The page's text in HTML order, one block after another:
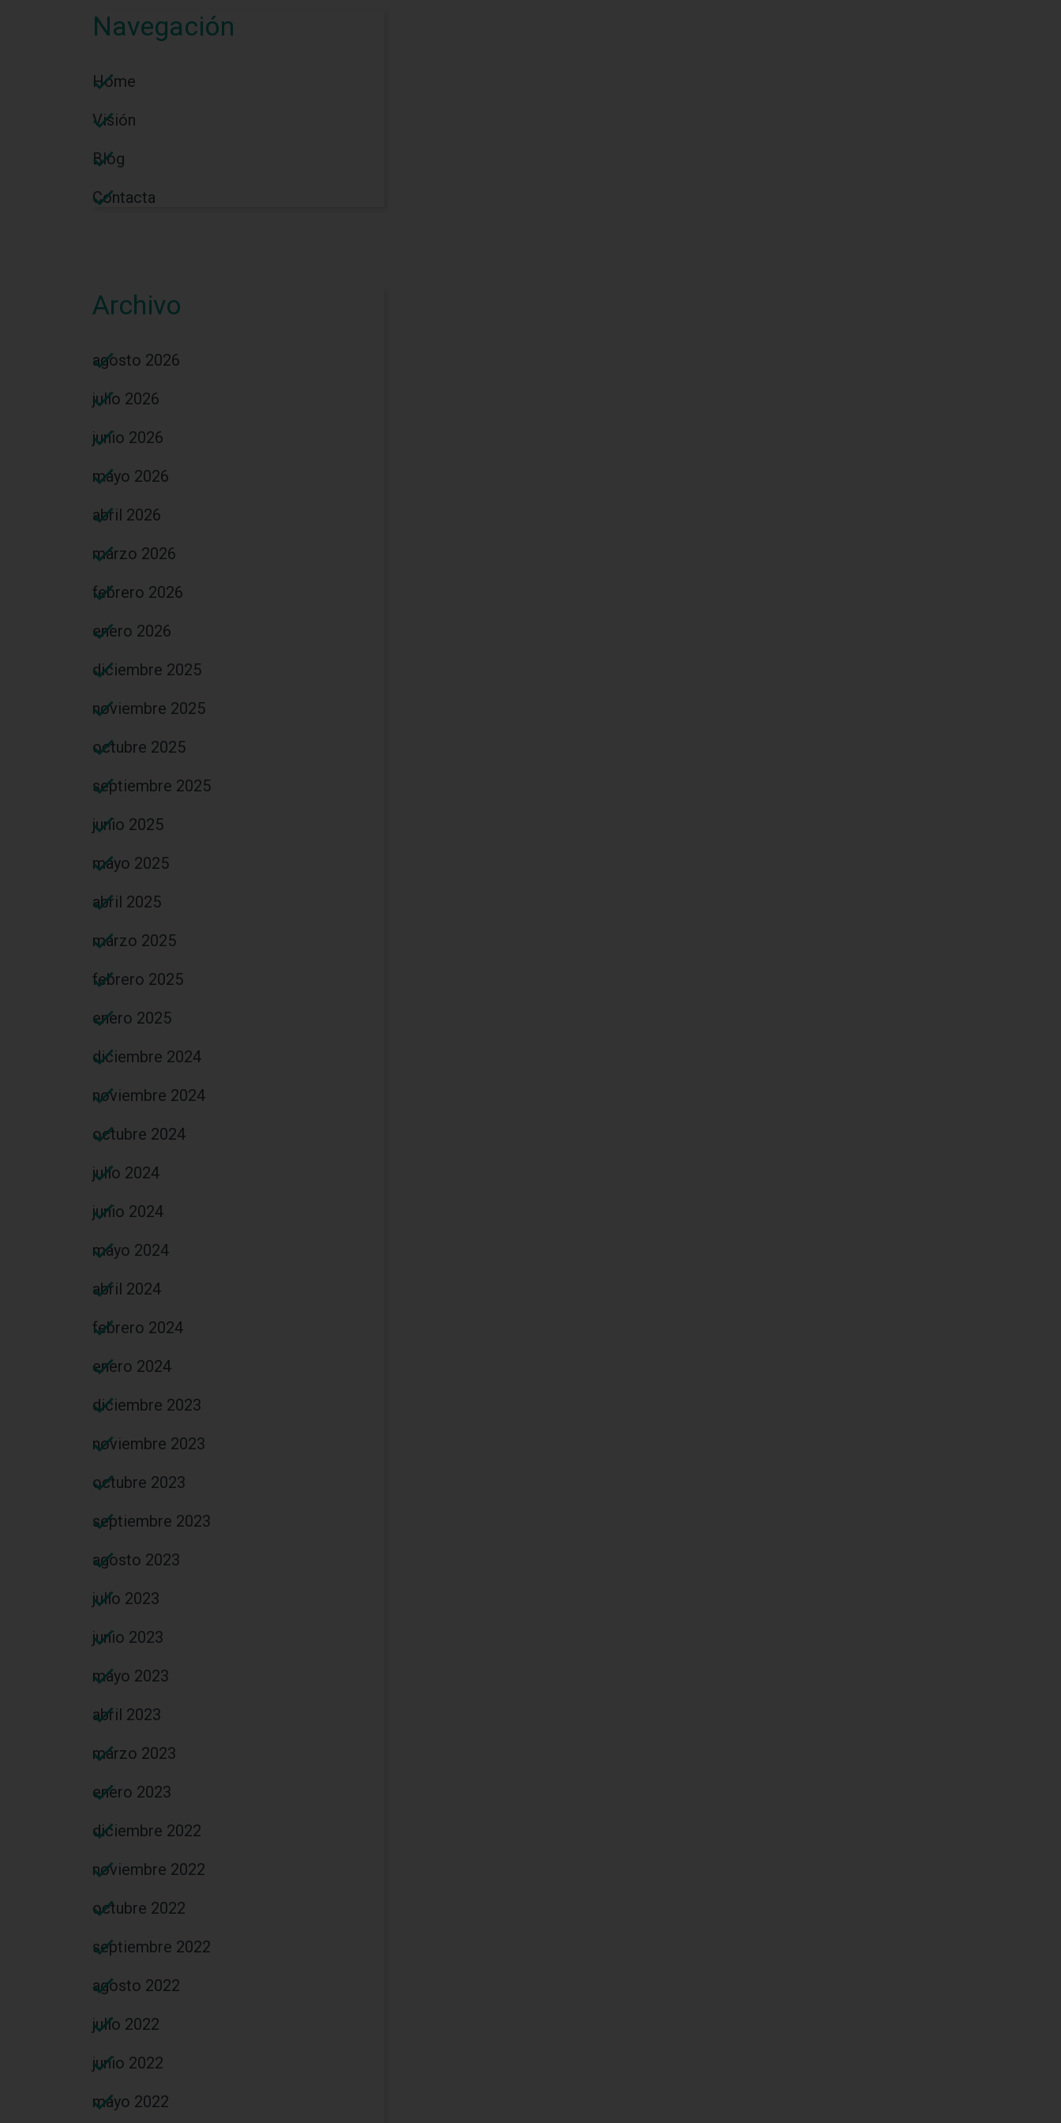
Navegación
Home
Visión
Blog
Contacta
Archivo
agosto 2026
julio 2026
junio 2026
mayo 2026
abril 2026
marzo 2026
febrero 2026
enero 2026
diciembre 2025
noviembre 2025
octubre 2025
septiembre 2025
junio 2025
mayo 2025
abril 2025
marzo 2025
febrero 2025
enero 2025
diciembre 2024
noviembre 2024
octubre 2024
julio 2024
junio 2024
mayo 2024
abril 2024
febrero 2024
enero 2024
diciembre 2023
noviembre 2023
octubre 2023
septiembre 2023
agosto 2023
julio 2023
junio 2023
mayo 2023
abril 2023
marzo 2023
enero 2023
diciembre 2022
noviembre 2022
octubre 2022
septiembre 2022
agosto 2022
julio 2022
junio 2022
mayo 2022